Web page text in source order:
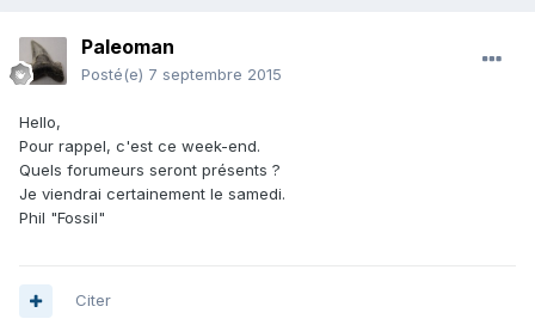
Paleoman
Posté(e) 7 septembre 2015
Hello,
Pour rappel, c'est ce week-end.
Quels forumeurs seront présents ?
Je viendrai certainement le samedi.
Phil "Fossil"
Citer